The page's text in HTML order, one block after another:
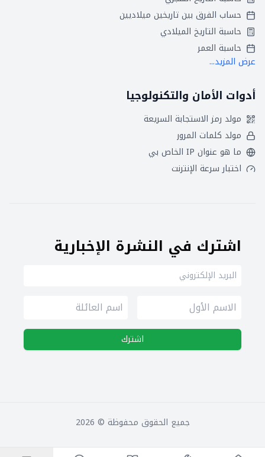
حساب الفرق بين تاريخين ميلاديين
حاسبة التاريخ الميلادي
حاسبة العمر
عرض المزيد...
أدوات الأمان والتكنولوجيا
مولد رمز الاستجابة السريعة
مولد كلمات المرور
ما هو عنوان IP الخاص بي
اختبار سرعة الإنترنت
اشترك في النشرة الإخبارية
اشترك
جميع الحقوق محفوظة © 2026